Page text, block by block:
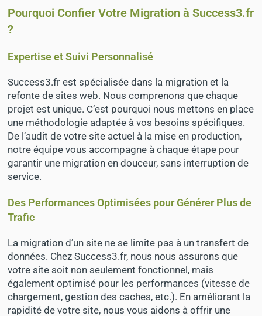
Pourquoi Confier Votre Migration à Success3.fr
?
Expertise et Suivi Personnalisé
Success3.fr est spécialisée dans la migration et la
refonte de sites web. Nous comprenons que chaque
projet est unique. C’est pourquoi nous mettons en place
une méthodologie adaptée à vos besoins spécifiques.
De l’audit de votre site actuel à la mise en production,
notre équipe vous accompagne à chaque étape pour
garantir une migration en douceur, sans interruption de
service.
Des Performances Optimisées pour Générer Plus de
Trafic
La migration d’un site ne se limite pas à un transfert de
données. Chez Success3.fr, nous nous assurons que
votre site soit non seulement fonctionnel, mais
également optimisé pour les performances (vitesse de
chargement, gestion des caches, etc.). En améliorant la
rapidité de votre site, nous vous aidons à offrir une